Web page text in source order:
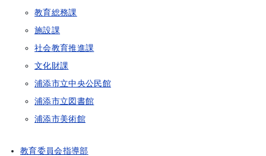
教育総務課
施設課
社会教育推進課
文化財課
浦添市立中央公民館
浦添市立図書館
浦添市美術館
教育委員会指導部